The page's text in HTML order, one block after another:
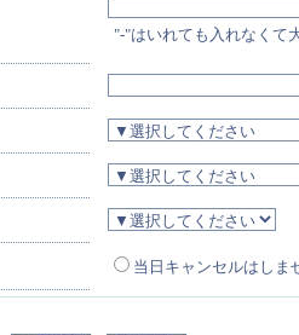
"-"はいれても入れなくて
当日キャンセルはしま